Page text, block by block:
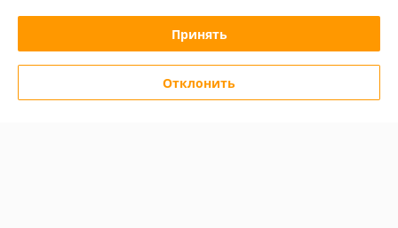
Политика обработки cookies
Сайт создан на платформе Deal.by
Принять
Отклонить